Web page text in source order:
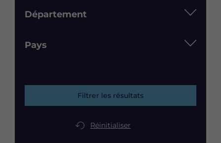
Département
Pays
Filtrer les résultats
Réinitialiser